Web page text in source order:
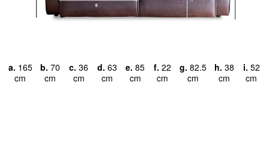
a. 165
cm
b. 70
cm
c. 36
cm
d. 63
cm
e. 85
cm
f. 22
cm
g. 82.5
cm
h. 38
cm
i. 52
cm